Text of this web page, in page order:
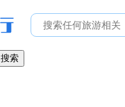
搜索